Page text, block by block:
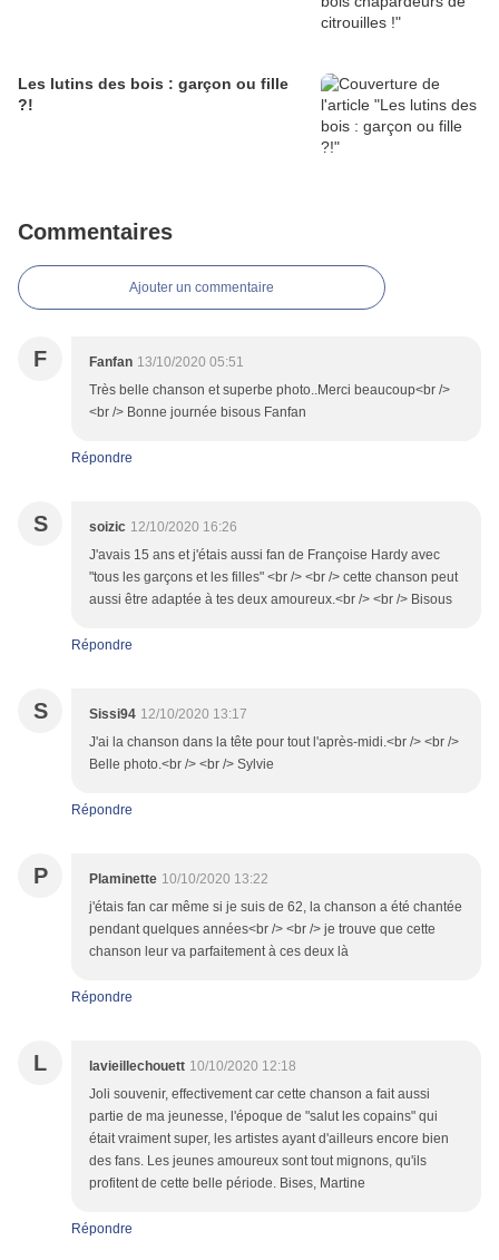
Les lutins des bois : garçon ou fille
?!
Commentaires
Ajouter un commentaire
F Fanfan 13/10/2020 05:51
Très belle chanson et superbe photo..Merci beaucoup<br />
<br /> Bonne journée bisous Fanfan
Répondre
S soizic 12/10/2020 16:26
J'avais 15 ans et j'étais aussi fan de Françoise Hardy avec
"tous les garçons et les filles" <br /> <br /> cette chanson peut
aussi être adaptée à tes deux amoureux.<br /> <br /> Bisous
Répondre
S Sissi94 12/10/2020 13:17
J'ai la chanson dans la tête pour tout l'après-midi.<br /> <br />
Belle photo.<br /> <br /> Sylvie
Répondre
P Plaminette 10/10/2020 13:22
j'étais fan car même si je suis de 62, la chanson a été chantée
pendant quelques années<br /> <br /> je trouve que cette
chanson leur va parfaitement à ces deux là
Répondre
L lavieillechouett 10/10/2020 12:18
Joli souvenir, effectivement car cette chanson a fait aussi
partie de ma jeunesse, l'époque de "salut les copains" qui
était vraiment super, les artistes ayant d'ailleurs encore bien
des fans. Les jeunes amoureux sont tout mignons, qu'ils
profitent de cette belle période. Bises, Martine
Répondre